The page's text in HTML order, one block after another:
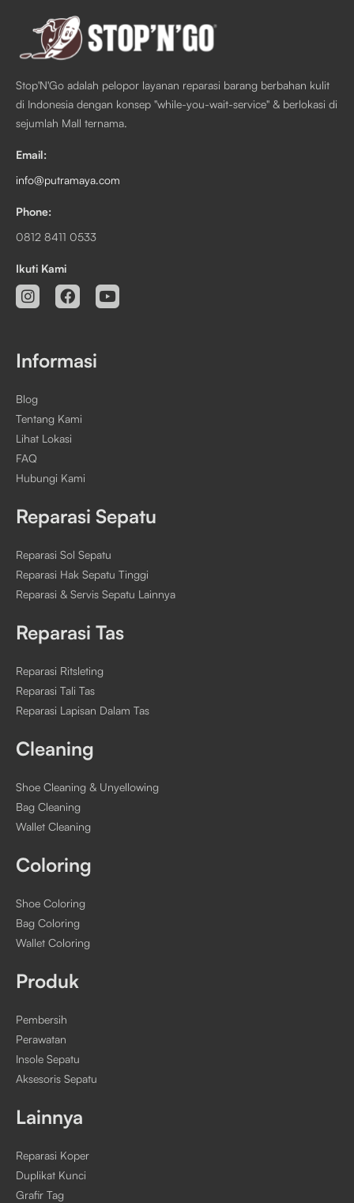
Stop'N'Go adalah pelopor layanan reparasi barang berbahan kulit
di Indonesia dengan konsep "while-you-wait-service" & berlokasi di
sejumlah Mall ternama.
Email:
info@putramaya.com
Phone:
0812 8411 0533
Ikuti Kami
Informasi
Blog
Tentang Kami
Lihat Lokasi
FAQ
Hubungi Kami
Reparasi Sepatu
Reparasi Sol Sepatu
Reparasi Hak Sepatu Tinggi
Reparasi & Servis Sepatu Lainnya
Reparasi Tas
Reparasi Ritsleting
Reparasi Tali Tas
Reparasi Lapisan Dalam Tas
Cleaning
Shoe Cleaning & Unyellowing
Bag Cleaning
Wallet Cleaning
Coloring
Shoe Coloring
Bag Coloring
Wallet Coloring
Produk
Pembersih
Perawatan
Insole Sepatu
Aksesoris Sepatu
Lainnya
Reparasi Koper
Duplikat Kunci
Grafir Tag